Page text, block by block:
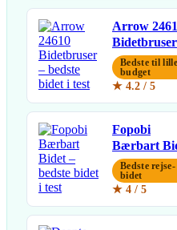
Arrow
Bidetbruser
Bedste til lille
budget
★ 4.2 / 5
Fopobi
Bærbart
Bedste rejse-
bidet
★ 4 / 5